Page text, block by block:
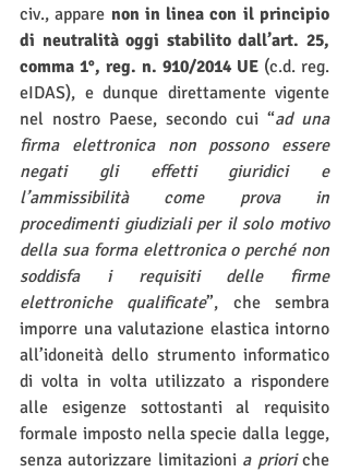
civ., appare non in linea con il principio
di neutralità oggi stabilito dall’art. 25,
comma 1°, reg. n. 910/2014 UE (c.d. reg.
eIDAS), e dunque direttamente vigente
nel nostro Paese, secondo cui “ad una
firma elettronica non possono essere
negati gli effetti giuridici e
l’ammissibilità come prova in
procedimenti giudiziali per il solo motivo
della sua forma elettronica o perché non
soddisfa i requisiti delle firme
elettroniche qualificate”, che sembra
imporre una valutazione elastica intorno
all’idoneità dello strumento informatico
di volta in volta utilizzato a rispondere
alle esigenze sottostanti al requisito
formale imposto nella specie dalla legge,
senza autorizzare limitazioni a priori che